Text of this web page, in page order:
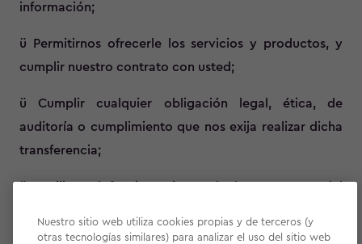
información;
ü Permitirnos ofrecerle los servicios y productos, y
cumplir nuestro contrato con usted;
ü Cumplir cualquier obligación legal, ética, de
auditoría o cumplimiento que nos exija realizar dicha
transferencia;
hayamos concluido que éste no queda anulado por
Nuestro sitio web utiliza cookies propias y de terceros (y
otras tecnologías similares) para analizar el uso del sitio web